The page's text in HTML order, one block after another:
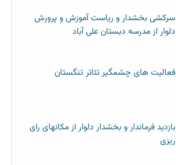
سرکشی بخشدار و ریاست آموزش و پرورش
دلوار از مدرسه دبستان علی آباد
فعالیت های چشمگیر تئاتر تنگستان
بازدید فرماندار و بخشدار دلوار از مکانهای رای
ریزی